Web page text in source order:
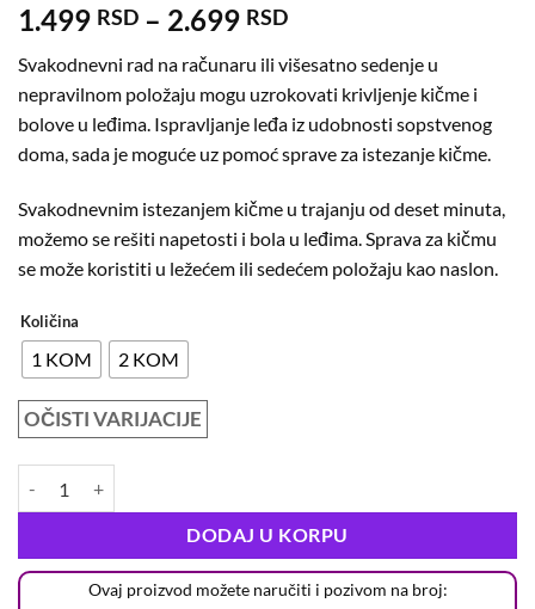
1.499 RSD – 2.699 RSD
Svakodnevni rad na računaru ili višesatno sedenje u
nepravilnom položaju mogu uzrokovati krivljenje kičme i
bolove u leđima. Ispravljanje leđa iz udobnosti sopstvenog
doma, sada je moguće uz pomoć sprave za istezanje kičme.
Svakodnevnim istezanjem kičme u trajanju od deset minuta,
možemo se rešiti napetosti i bola u leđima. Sprava za kičmu
se može koristiti u ležećem ili sedećem položaju kao naslon.
Količina
1 KOM 2 KOM
OČISTI VARIJACIJE
DODAJ U KORPU
Ovaj proizvod možete naručiti i pozivom na broj: